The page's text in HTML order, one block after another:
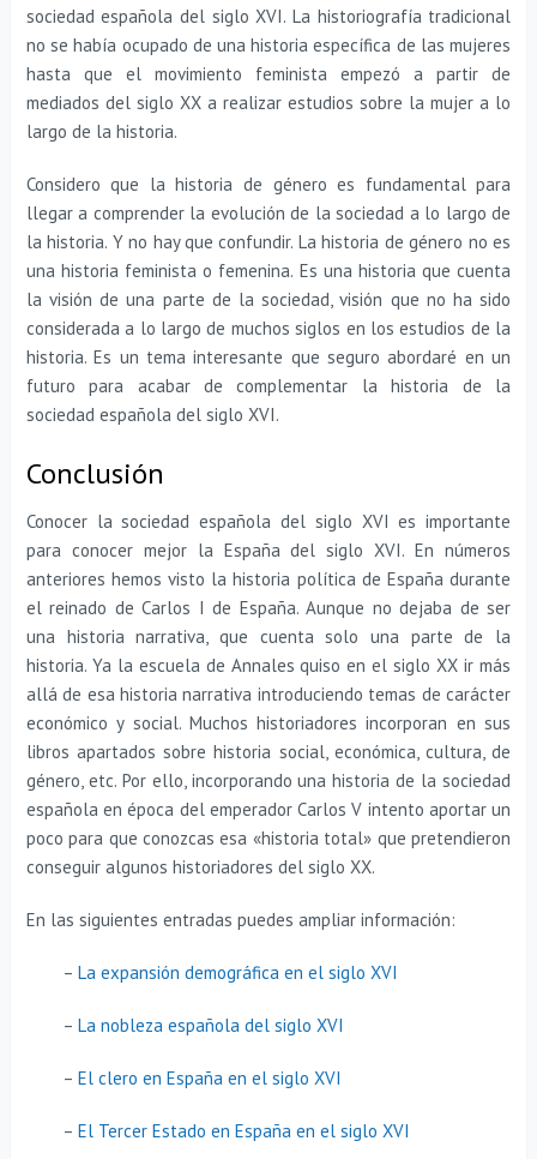
sociedad española del siglo XVI. La historiografía tradicional
no se había ocupado de una historia específica de las mujeres
hasta que el movimiento feminista empezó a partir de
mediados del siglo XX a realizar estudios sobre la mujer a lo
largo de la historia.
Considero que la historia de género es fundamental para
llegar a comprender la evolución de la sociedad a lo largo de
la historia. Y no hay que confundir. La historia de género no es
una historia feminista o femenina. Es una historia que cuenta
la visión de una parte de la sociedad, visión que no ha sido
considerada a lo largo de muchos siglos en los estudios de la
historia. Es un tema interesante que seguro abordaré en un
futuro para acabar de complementar la historia de la
sociedad española del siglo XVI.
Conclusión
Conocer la sociedad española del siglo XVI es importante
para conocer mejor la España del siglo XVI. En números
anteriores hemos visto la historia política de España durante
el reinado de Carlos I de España. Aunque no dejaba de ser
una historia narrativa, que cuenta solo una parte de la
historia. Ya la escuela de Annales quiso en el siglo XX ir más
allá de esa historia narrativa introduciendo temas de carácter
económico y social. Muchos historiadores incorporan en sus
libros apartados sobre historia social, económica, cultura, de
género, etc. Por ello, incorporando una historia de la sociedad
española en época del emperador Carlos V intento aportar un
poco para que conozcas esa «historia total» que pretendieron
conseguir algunos historiadores del siglo XX.
En las siguientes entradas puedes ampliar información:
– La expansión demográfica en el siglo XVI
– La nobleza española del siglo XVI
– El clero en España en el siglo XVI
– El Tercer Estado en España en el siglo XVI